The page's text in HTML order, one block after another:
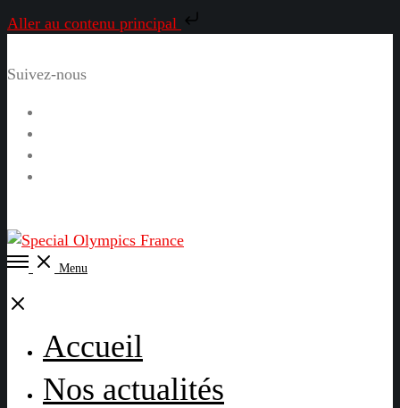
Aller au contenu principal
Suivez-nous
Open
Menu
Close
Accueil
Nos actualités